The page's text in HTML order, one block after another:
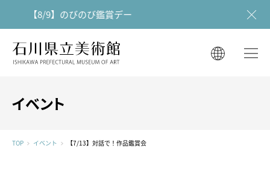
【8/9】のびのび鑑賞デー
繁體中文
イベント
TOP イベント 【7/13】対話で！作品鑑賞会
简体中文